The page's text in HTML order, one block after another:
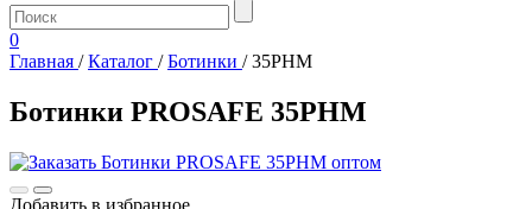
0
Главная / Каталог / Ботинки / 35РНМ
Ботинки PROSAFE 35РНМ
Добавить в избранное